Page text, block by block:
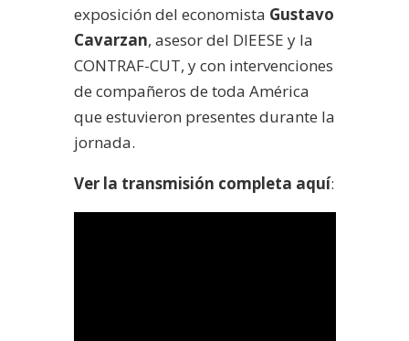
exposición del economista Gustavo
Cavarzan, asesor del DIEESE y la
CONTRAF-CUT, y con intervenciones
de compañeros de toda América
que estuvieron presentes durante la
jornada.
Ver la transmisión completa aquí: